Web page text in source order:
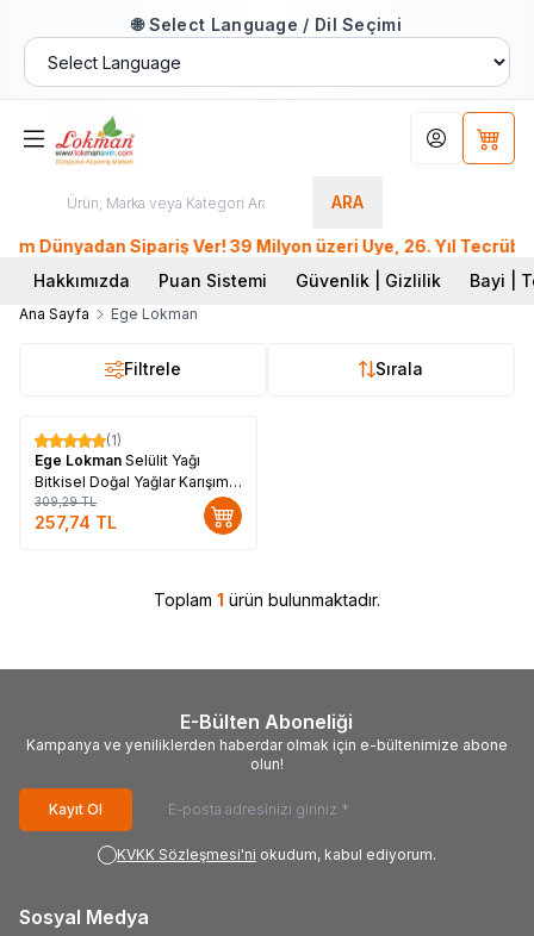
🌐 Select Language / Dil Seçimi
ARA
Hesabım
Dünyadan Sipariş Ver! 39 Milyon üzeri Üye, 26. Yıl
Hakkımızda
Puan Sistemi Güvenlik | Gizlilik Bayi |
Ana Sayfa Ege Lokman
Filtrele Sırala
%17
(1)
Ege Lokman Selülit Yağı
Bitkisel Doğal Yağlar Karışımı
100 ML Spreyli Cam Şişe
309,29TL
257,74 TL
Toplam 1 ürün bulunmaktadır.
E-Bülten Aboneliği
Kampanya ve yeniliklerden haberdar olmak için e-bültenimize abone
olun!
Kayıt Ol
KVKK Sözleşmesi'ni okudum, kabul ediyorum.
Sosyal Medya